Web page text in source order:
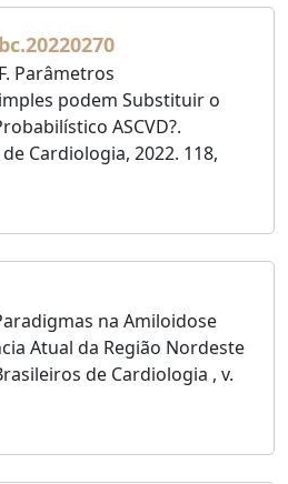
Parâmetros
podem Substituir o
ASCVD?.
Cardiologia, 2022. 118,
na Amiloidose
Atual da Região Nordeste
de Cardiologia , v.